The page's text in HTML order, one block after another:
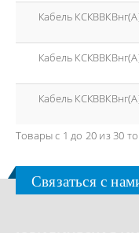
Кабель
Кабель
Кабель
Товары с 1 до 20 из 30
Связаться с